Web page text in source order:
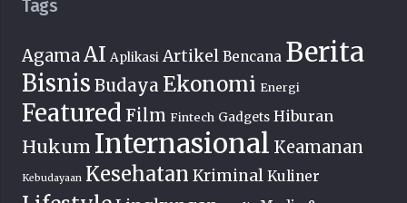
Tags
AgamaAI Aplikasi Artikel Bencana Berita
Bisnis Budaya Ekonomi Energi
Featured Film Fintech Gadgets Hiburan
Hukum Internasional Keamanan
Kebudayaan Kesehatan Kriminal Kuliner